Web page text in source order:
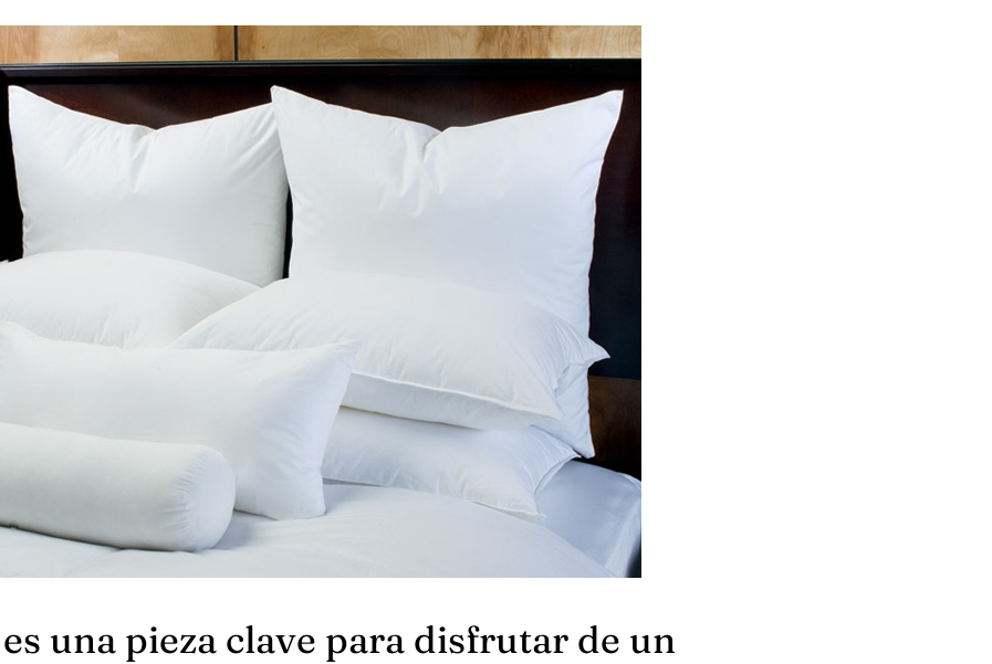
una pieza clave para disfrutar de un